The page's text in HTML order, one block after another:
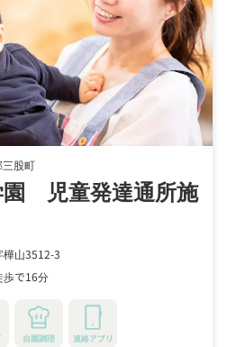
股町
園 児童発達通所施
樺山3512-3
歩で16分
自園調理 連絡アプリ